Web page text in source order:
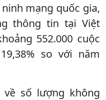
mạng quốc gia,
thông tin tại Việt
552.000 cuộc
so với năm
số lượng không